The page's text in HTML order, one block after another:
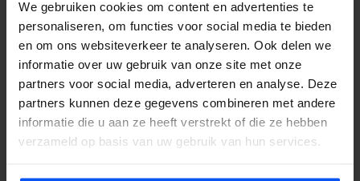
We gebruiken cookies om content en advertenties te
personaliseren, om functies voor social media te bieden
en om ons websiteverkeer te analyseren. Ook delen we
informatie over uw gebruik van onze site met onze
partners voor social media, adverteren en analyse. Deze
partners kunnen deze gegevens combineren met andere
informatie die u aan ze heeft verstrekt of die ze hebben
verzameld op basis van uw gebruik van hun services.
+/- 6 uur plezier
Arrangement 4:
Verschillende activiteiten als Archery Attack,
Bubbelbal, pubquiz ect.
Catering
Boek deze deal